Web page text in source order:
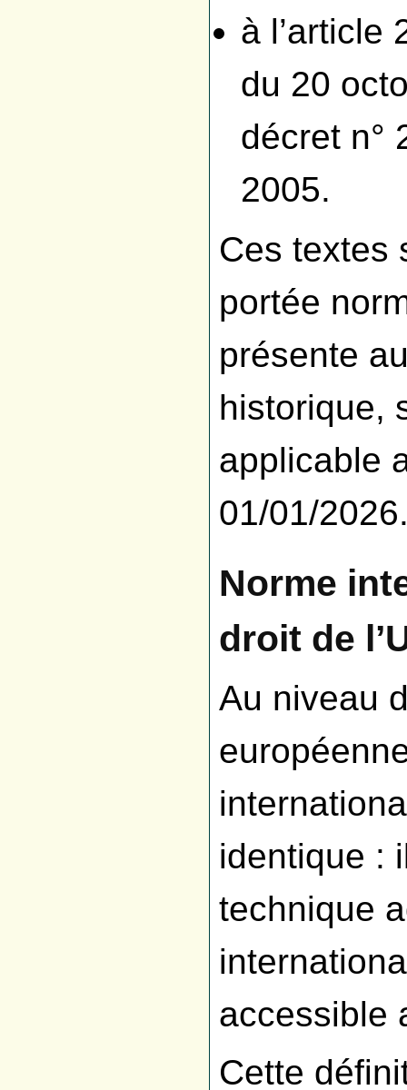
à l’article
du 20
décret n°
2005.
Ces textes
portée
présente
historique,
applicable
01/01/
Norme
droit de
Au niveau
identique :
technique
accessible
Cette